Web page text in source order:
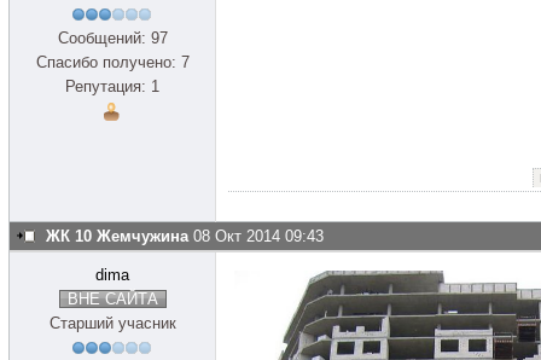
Сообщений: 97
Спасибо получено: 7
Репутация: 1
ЖК 10 Жемчужина 08 Окт 2014 09:43
dima
ВНЕ САЙТА
Старший учасник